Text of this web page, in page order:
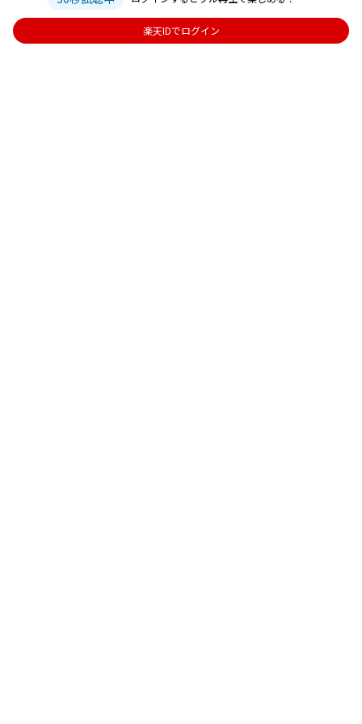
楽天IDでログイン